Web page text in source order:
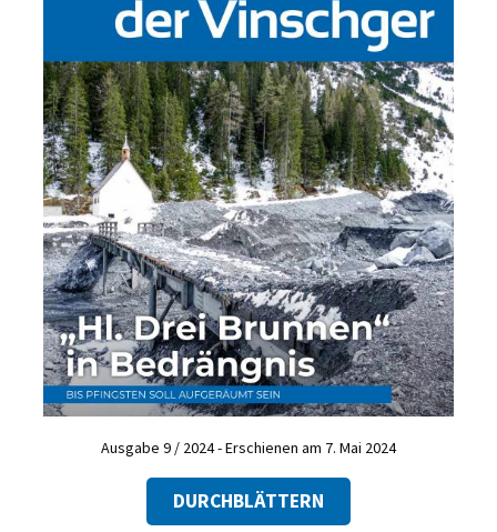
Ausgabe 9 / 2024 - Erschienen am 7. Mai 2024
DURCHBLÄTTERN